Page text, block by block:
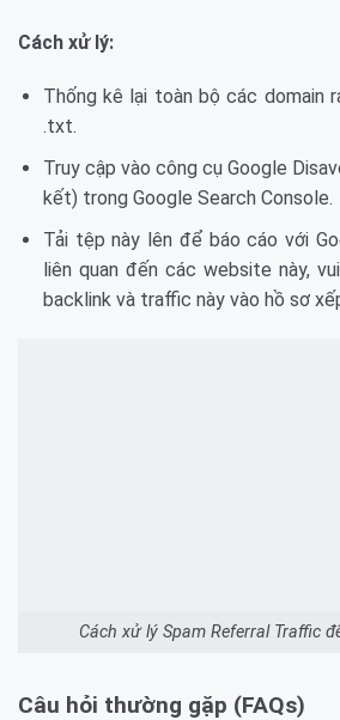
Cách xử lý:
Thống kê lại toàn bộ các domain
.txt.
Truy cập vào công cụ Google
kết) trong Google Search Console.
Tải tệp này lên để báo cáo với
liên quan đến các website này,
backlink và traffic này vào hồ sơ
Cách xử lý Spam Referral Traffic
Câu hỏi thường gặp (FAQs)